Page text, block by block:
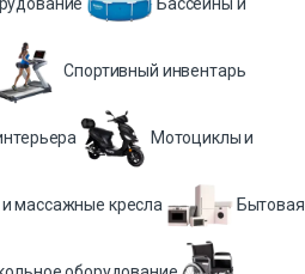
Спортивный инвентарь
Мотоциклы и
массажные кресла Бытовая